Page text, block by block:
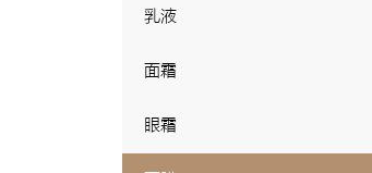
乳液
面霜
眼霜